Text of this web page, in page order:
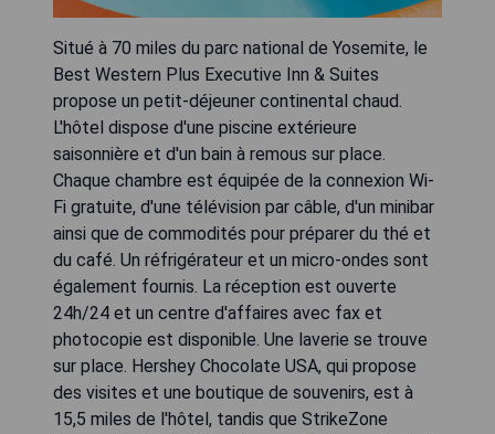
Situé à 70 miles du parc national de Yosemite, le
Best Western Plus Executive Inn & Suites
propose un petit-déjeuner continental chaud.
L'hôtel dispose d'une piscine extérieure
saisonnière et d'un bain à remous sur place.
Chaque chambre est équipée de la connexion Wi-
Fi gratuite, d'une télévision par câble, d'un minibar
ainsi que de commodités pour préparer du thé et
du café. Un réfrigérateur et un micro-ondes sont
également fournis. La réception est ouverte
24h/24 et un centre d'affaires avec fax et
photocopie est disponible. Une laverie se trouve
sur place. Hershey Chocolate USA, qui propose
des visites et une boutique de souvenirs, est à
15,5 miles de l'hôtel, tandis que StrikeZone